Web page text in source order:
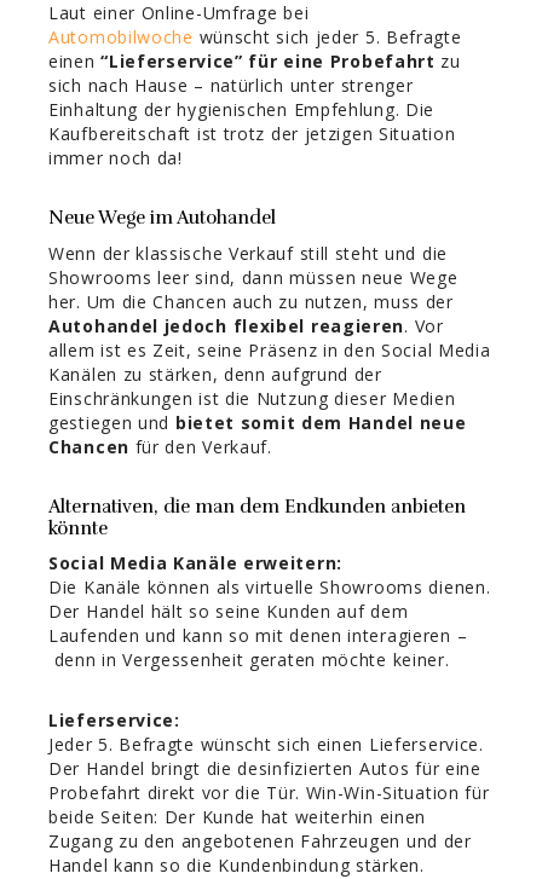
Laut einer Online-Umfrage bei
Automobilwoche wünscht sich jeder 5. Befragte
einen“Lieferservice” für eine Probefahrt zu
sich nach Hause – natürlich unter strenger
Einhaltung der hygienischen Empfehlung. Die
Kaufbereitschaft ist trotz der jetzigen Situation
immer noch da!
Neue Wege im Autohandel
Wenn der klassische Verkauf still steht und die
Showrooms leer sind, dann müssen neue Wege
her. Um die Chancen auch zu nutzen, muss der
Autohandel jedoch flexibel reagieren. Vor
allem ist es Zeit, seine Präsenz in den Social Media
Kanälen zu stärken, denn aufgrund der
Einschränkungen ist die Nutzung dieser Medien
gestiegen und bietet somit dem Handel neue
Chancen für den Verkauf.
Alternativen, die man dem Endkunden anbieten
könnte
Social Media Kanäle erweitern:
Die Kanäle können als virtuelle Showrooms dienen.
Der Handel hält so seine Kunden auf dem
Laufenden und kann so mit denen interagieren –
denn in Vergessenheit geraten möchte keiner.
Lieferservice:
Jeder 5. Befragte wünscht sich einen Lieferservice.
Der Handel bringt die desinfizierten Autos für eine
Probefahrt direkt vor die Tür. Win-Win-Situation für
beide Seiten: Der Kunde hat weiterhin einen
Zugang zu den angebotenen Fahrzeugen und der
Handel kann so die Kundenbindung stärken.